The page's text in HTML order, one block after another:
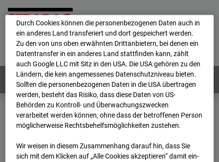
Home E-Mail Impressum
Login
Deutsch / English
Webcams: Alle Länder
Home
Deutschland
BC-186 - BV-Lübbenau Nordkopf
Archiv
2026
07 08 15:00
Durch Cookies können die personenbezogenen Daten auch in
ein anderes Land transferiert und dort gespeichert werden.
Zu den von uns oben erwähnten Drittanbietern, bei denen ein
Datentransfer in ein anderes Land stattfinden kann, zählt
auch Google LLC mit Sitz in den USA. Die USA gehören zu den
Ländern, die kein angemessenes Datenschutzniveau bieten.
Sollten die personenbezogenen Daten in die USA übertragen
werden, besteht das Risiko, dass diese Daten von US-
Behörden zu Kontroll- und Überwachungszwecken
verarbeitet werden können, ohne dass der betroffenen Person
möglicherweise Rechtsbehelfsmöglichkeiten zustehen.
Wir weisen in diesem Zusammenhang darauf hin, dass Sie
sich mit dem Klicken auf „Alle Cookies akzeptieren“ damit ein­